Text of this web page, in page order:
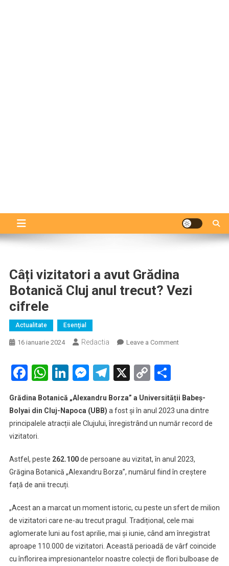
Câți vizitatori a avut Grădina
Botanică Cluj anul trecut? Vezi
cifrele
Actualitate Esenţial
16 ianuarie 2024 Redactia Leave a Commenton
Grădina
Botanică
Cluj
Vezi
cifrele
Facebook
WhatsApp
LinkedIn
Messenger
Telegram
X Copy
Grădina Botanică „Alexandru Borza” a Universității Babeș-
Bolyai din Cluj-Napoca (UBB) a fost și în anul 2023 una dintre
principalele atracții ale Clujului, înregistrând un număr record de
vizitatori.
Astfel, peste 262.100de persoane au vizitat, în anul 2023,
Grăgina Botanică „Alexandru Borza”, numărul fiind în creștere
față de anii trecuți.
„Acest an a marcat un moment istoric, cu peste un sfert de milion
de vizitatori care ne-au trecut pragul. Tradițional, cele mai
aglomerate luni au fost aprilie, mai și iunie, când am înregistrat
aproape 110.000 de vizitatori. Această perioadă de vârf coincide
cu înflorirea impresionantelor noastre colecții de flori bulboase de